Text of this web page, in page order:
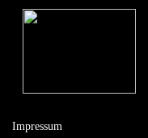
Impressum